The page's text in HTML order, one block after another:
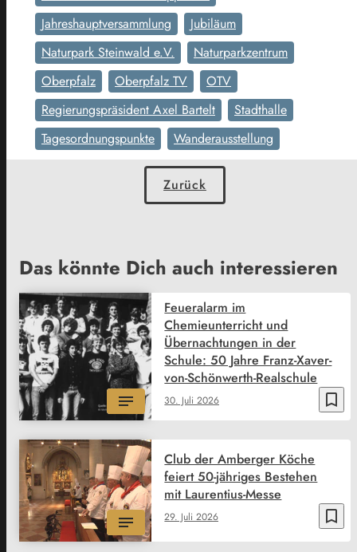
Jahreshauptversammlung
Jubiläum
Naturpark Steinwald e.V.
Naturparkzentrum
Oberpfalz
Oberpfalz TV
OTV
Regierungspräsident Axel Bartelt
Stadthalle
Tagesordnungspunkte
Wanderausstellung
Zurück
Das könnte Dich auch interessieren
bookmark_border
30. Juli 2026
Feueralarm im
Chemieunterricht und
Übernachtungen in der
Schule: 50 Jahre Franz-Xaver-
von-Schönwerth-Realschule
bookmark_border
29. Juli 2026
Club der Amberger Köche
feiert 50-jähriges Bestehen
mit Laurentius-Messe